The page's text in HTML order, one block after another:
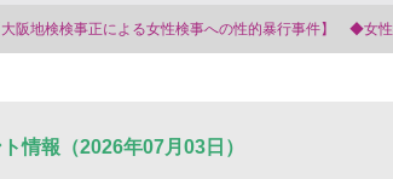
事への性的暴行事件】 ◆女性検事を支援する会事務局
情報（2026年07月03日）